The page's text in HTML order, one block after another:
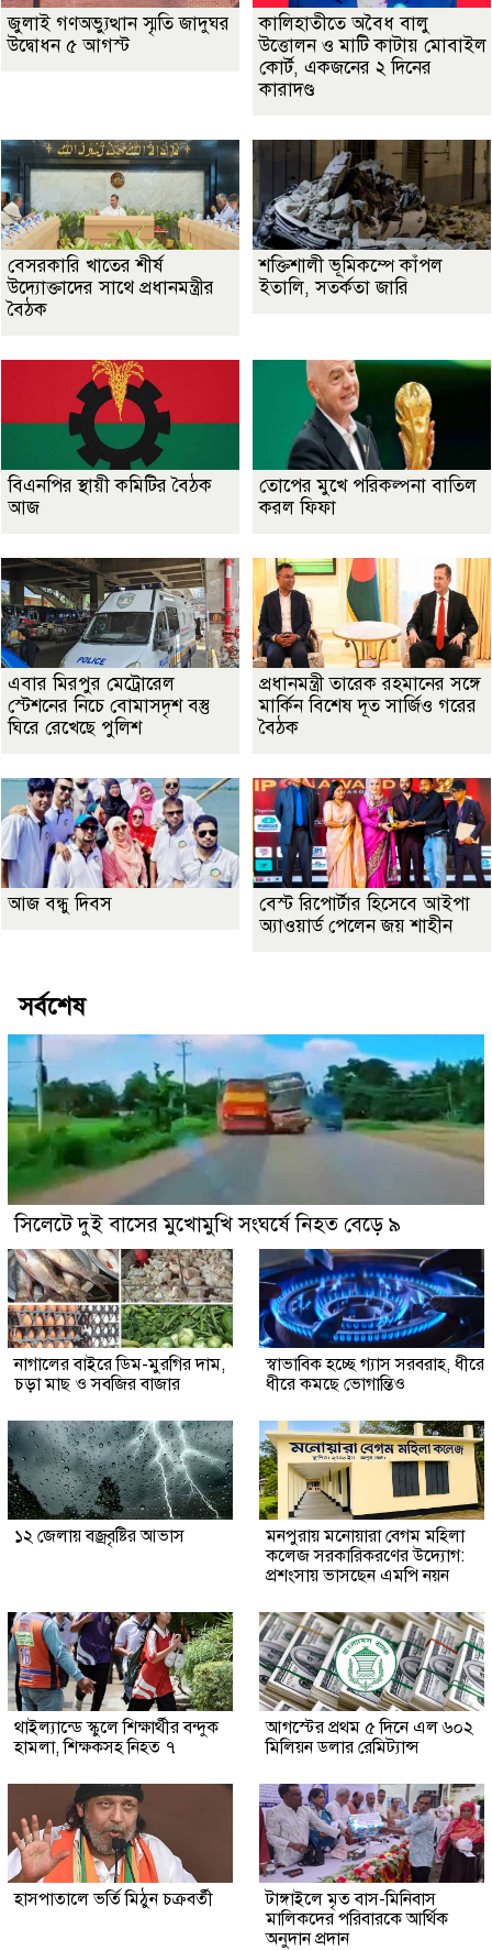
জুলাই গণঅভ্যুত্থান স্মৃতি জাদুঘর
উদ্বোধন ৫ আগস্ট
কালিহাতীতে অবৈধ বালু
উত্তোলন ও মাটি কাটায় মোবাইল
কোর্ট, একজনের ২ দিনের
কারাদণ্ড
বেসরকারি খাতের শীর্ষ
উদ্যোক্তাদের সাথে প্রধানমন্ত্রীর
বৈঠক
শক্তিশালী ভূমিকম্পে কাঁপল
ইতালি, সতর্কতা জারি
বিএনপির স্থায়ী কমিটির বৈঠক
আজ
তোপের মুখে পরিকল্পনা বাতিল
করল ফিফা
এবার মিরপুর মেট্রোরেল
স্টেশনের নিচে বোমাসদৃশ বস্তু
ঘিরে রেখেছে পুলিশ
প্রধানমন্ত্রী তারেক রহমানের সঙ্গে
মার্কিন বিশেষ দূত সার্জিও গরের
বৈঠক
আজ বন্ধু দিবস
বেস্ট রিপোর্টার হিসেবে আইপা
অ্যাওয়ার্ড পেলেন জয় শাহীন
সর্বশেষ
সিলেটে দুই বাসের মুখোমুখি সংঘর্ষে নিহত বেড়ে ৯
নাগালের বাইরে ডিম-মুরগির দাম,
চড়া মাছ ও সবজির বাজার
স্বাভাবিক হচ্ছে গ্যাস সরবরাহ, ধীরে
ধীরে কমছে ভোগান্তিও
১২ জেলায় বজ্রবৃষ্টির আভাস
মনপুরায় মনোয়ারা বেগম মহিলা
কলেজ সরকারিকরণের উদ্যোগ:
প্রশংসায় ভাসছেন এমপি নয়ন
থাইল্যান্ডে স্কুলে শিক্ষার্থীর বন্দুক
হামলা, শিক্ষকসহ নিহত ৭
আগস্টের প্রথম ৫ দিনে এল ৬০২
মিলিয়ন ডলার রেমিট্যান্স
হাসপাতালে ভর্তি মিঠুন চক্রবর্তী
টাঙ্গাইলে মৃত বাস-মিনিবাস
মালিকদের পরিবারকে আর্থিক
অনুদান প্রদান